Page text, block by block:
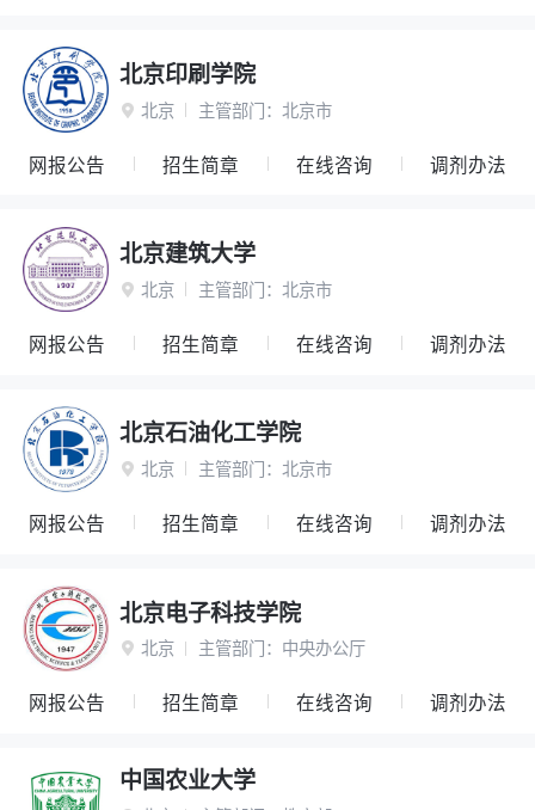
北京印刷学院
 北京 主管部门： 北京市
网报公告 招生简章 在线咨询 调剂办法
北京建筑大学
 北京 主管部门： 北京市
网报公告 招生简章 在线咨询 调剂办法
北京石油化工学院
 北京 主管部门： 北京市
网报公告 招生简章 在线咨询 调剂办法
北京电子科技学院
 北京 主管部门： 中央办公厅
网报公告 招生简章 在线咨询 调剂办法
中国农业大学